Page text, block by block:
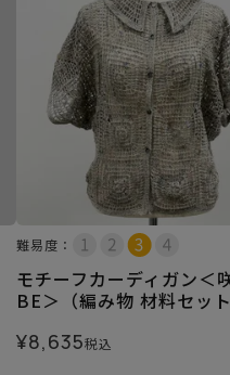
難易度：
モチーフカーディガン＜
BE＞（編み物 材料セット
¥8,635税込